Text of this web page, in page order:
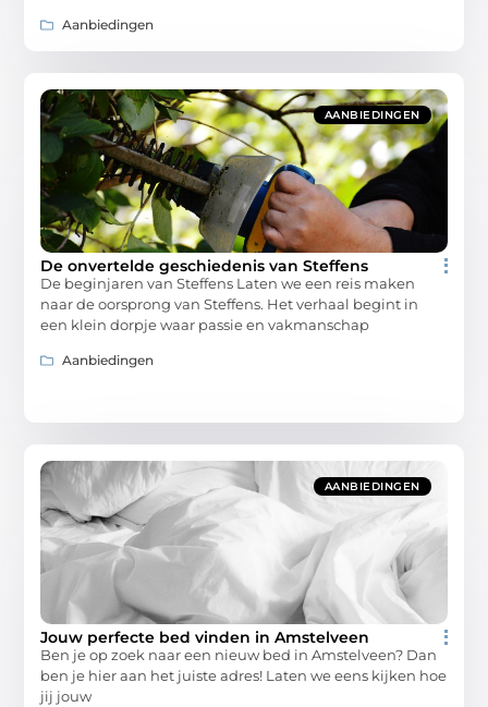
Aanbiedingen
AANBIEDINGEN
De onvertelde geschiedenis van Steffens
De beginjaren van Steffens Laten we een reis maken
naar de oorsprong van Steffens. Het verhaal begint in
een klein dorpje waar passie en vakmanschap
Aanbiedingen
AANBIEDINGEN
Jouw perfecte bed vinden in Amstelveen
Ben je op zoek naar een nieuw bed in Amstelveen? Dan
ben je hier aan het juiste adres! Laten we eens kijken hoe
jij jouw